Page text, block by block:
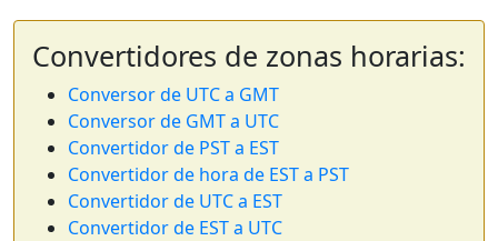
Convertidores de zonas horarias:
Conversor de UTC a GMT
Conversor de GMT a UTC
Convertidor de PST a EST
Convertidor de hora de EST a PST
Convertidor de UTC a EST
Convertidor de EST a UTC